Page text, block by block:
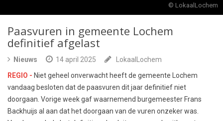
© LokaalLochem
Paasvuren in gemeente Lochem
definitief afgelast
Nieuws 14 april 2025
LokaalLochem
REGIO - Niet geheel onverwacht heeft de gemeente Lochem
vandaag besloten dat de paasvuren dit jaar definitief niet
doorgaan. Vorige week gaf waarnemend burgemeester Frans
Backhuijs al aan dat het doorgaan van de vuren onzeker was.